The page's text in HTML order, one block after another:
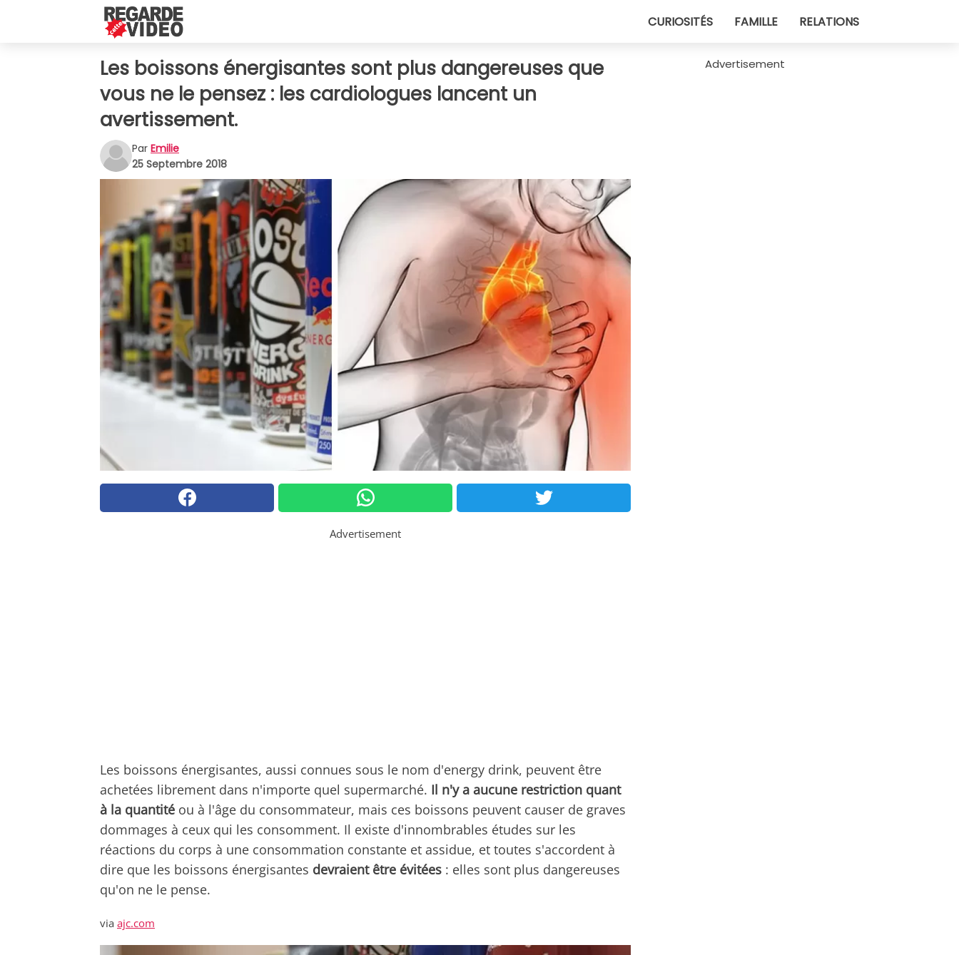
CURIOSITÉS FAMILLE RELATIONS
Les boissons énergisantes sont plus dangereuses que
vous ne le pensez : les cardiologues lancent un
avertissement.
Par Emilie
25 Septembre 2018
Advertisement
Les boissons énergisantes, aussi connues sous le nom d'energy drink, peuvent être
achetées librement dans n'importe quel supermarché. Il n'y a aucune restriction quant
à la quantité ou à l'âge du consommateur, mais ces boissons peuvent causer de graves
dommages à ceux qui les consomment. Il existe d'innombrables études sur les
réactions du corps à une consommation constante et assidue, et toutes s'accordent à
dire que les boissons énergisantes devraient être évitées : elles sont plus dangereuses
qu'on ne le pense.
via ajc.com
Advertisement